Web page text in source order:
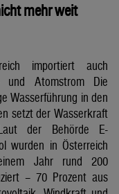
mehr weit
importiert auch
und Atomstrom Die
Wasserführung in den
setzt der Wasserkraft
der Behörde E-
wurden in Österreich
Jahr rund 200
– 70 Prozent aus